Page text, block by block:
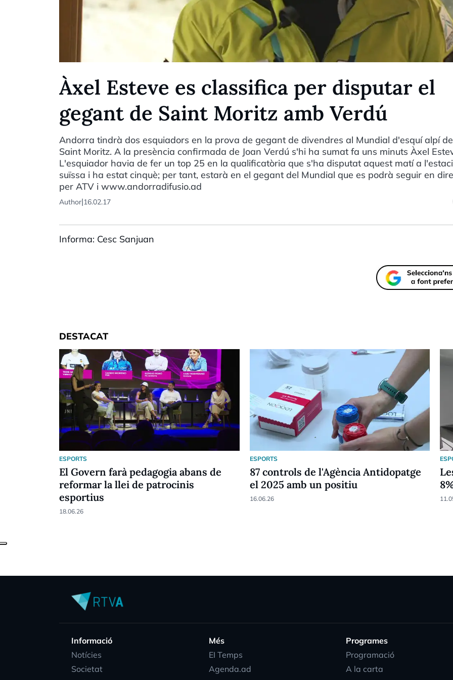
Àxel Esteve es classifica per disputar el
gegant de Saint Moritz amb Verdú
Andorra tindrà dos esquiadors en la prova de gegant de divendres al Mundial d'esquí alpí de
Saint Moritz. A la presència confirmada de Joan Verdú s'hi ha sumat fa uns minuts Àxel
L'esquiador havia de fer un top 25 en la qualificatòria que s'ha disputat aquest matí a
suïssa i ha estat cinquè; per tant, estarà en el gegant del Mundial que es podrà seguir en
per ATV i www.andorradifusio.ad
Author|16.02.17
Informa: Cesc Sanjuan
DESTACAT
ESPORTS
El Govern farà pedagogia abans de
reformar la llei de patrocinis
esportius
18.06.26
ESPORTS
87 controls de l'Agència Antidopatge
el 2025 amb un positiu
16.06.26
Informació
Notícies
Societat
Més
EI Temps
Agenda.ad
Programes
Programació
A la carta